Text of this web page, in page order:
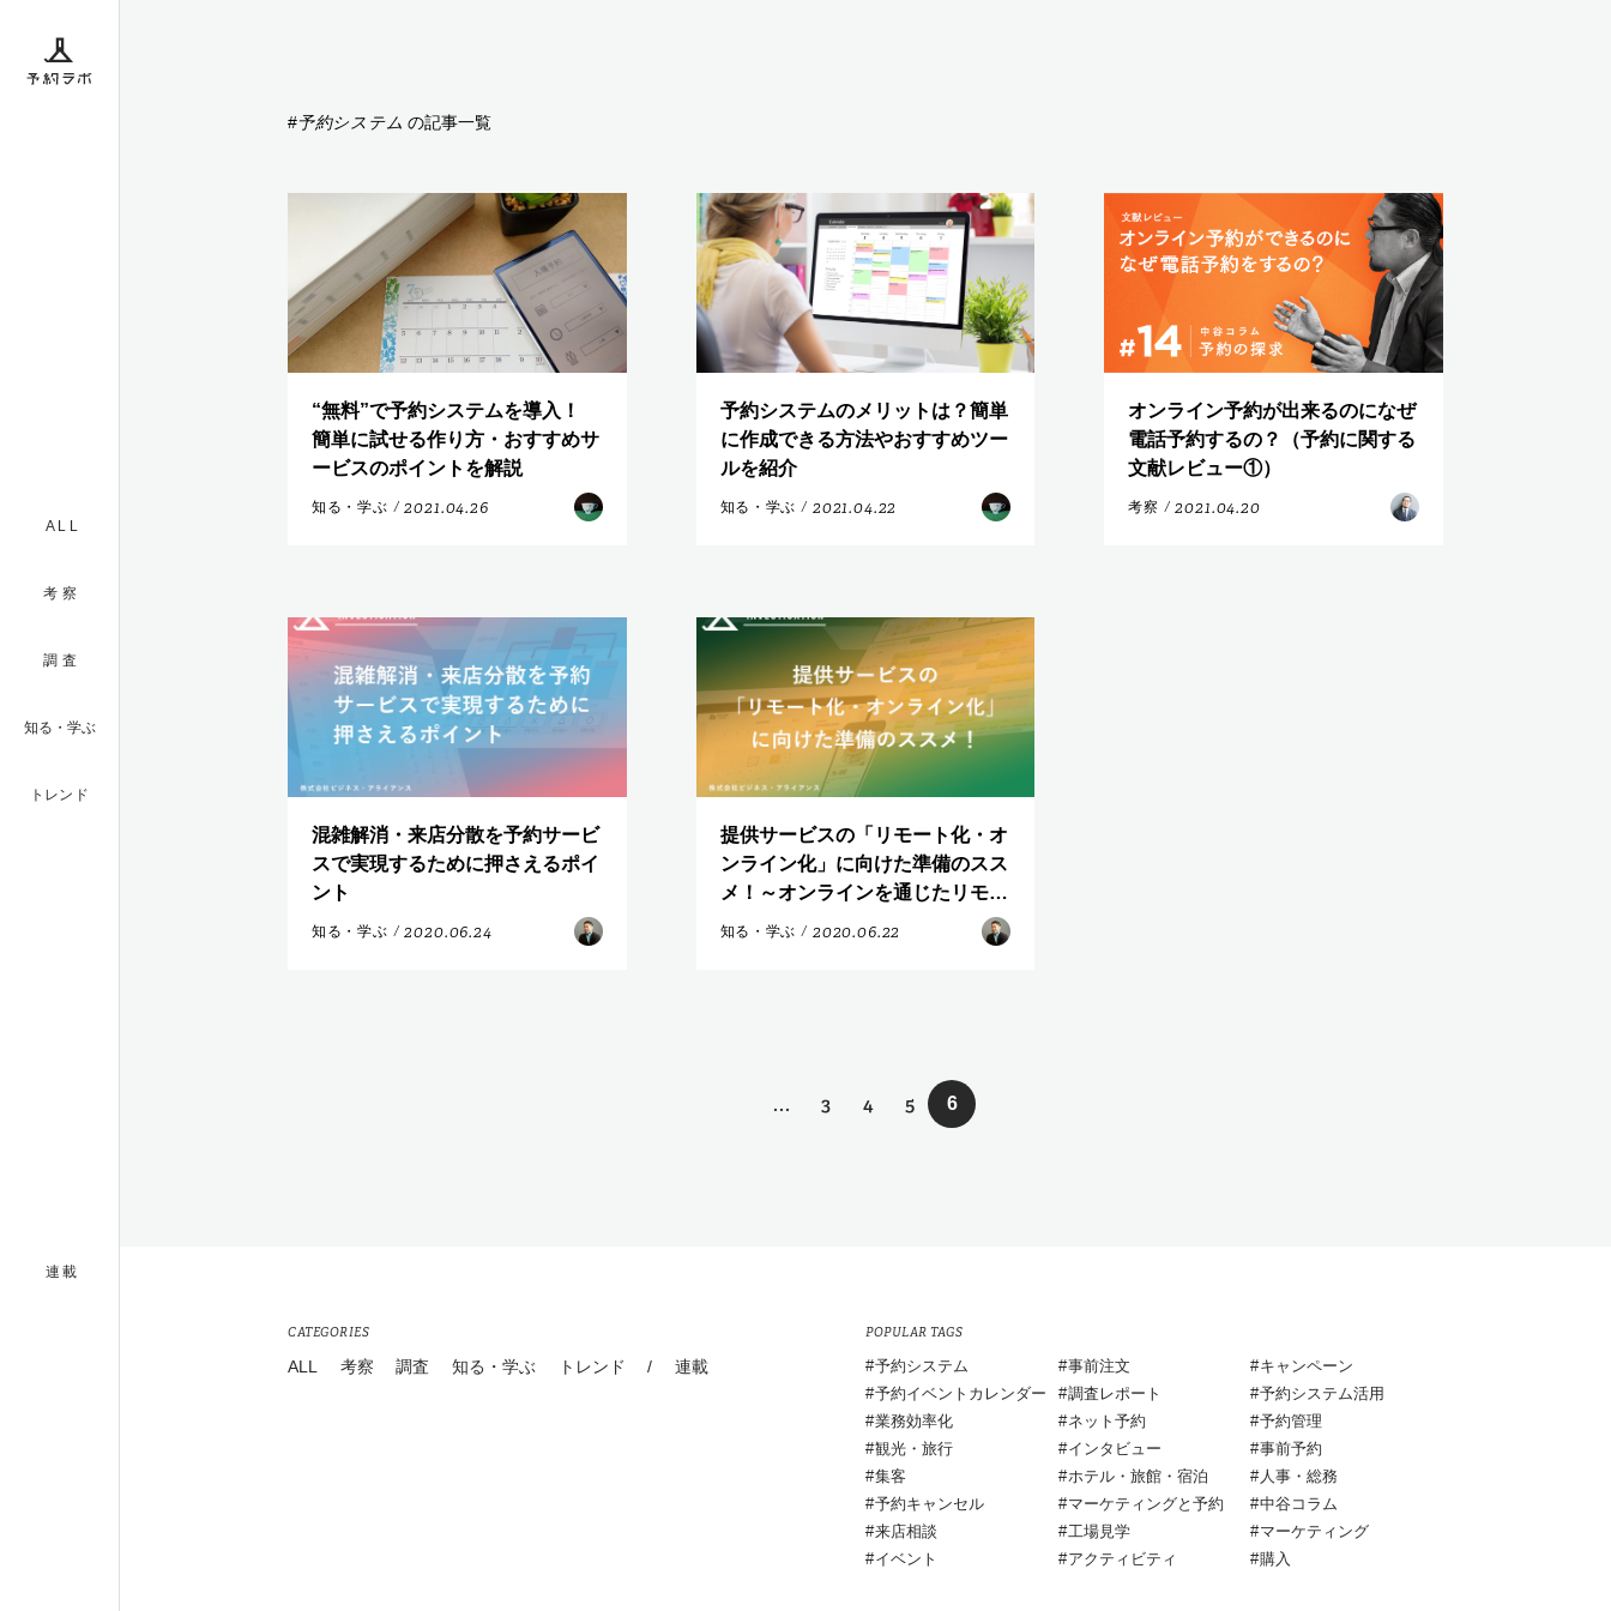
ALL
考察
調査
知る・学ぶ
トレンド
連載
とは
#予約システム の記事一覧
“無料”で予約システムを導入！
簡単に試せる作り方・おすすめサ
ービスのポイントを解説
知る・学ぶ / 2021.04.26
予約システムのメリットは？簡単
に作成できる方法やおすすめツー
ルを紹介
知る・学ぶ / 2021.04.22
オンライン予約が出来るのになぜ
電話予約するの？（予約に関する
文献レビュー①）
考察 / 2021.04.20
混雑解消・来店分散を予約サービ
スで実現するために押さえるポイ
ント
知る・学ぶ / 2020.06.24
提供サービスの「リモート化・オ
ンライン化」に向けた準備のスス
メ！～オンラインを通じたリモー
トサービスを模索されている方へ
知る・学ぶ / 2020.06.22
... 3 4 5 6
CATEGORIES
ALL 考察 調査 知る・学ぶ トレンド / 連載
POPULAR TAGS
予約システム 事前注文
キャンペーン
予約イベントカレンダー
調査レポート
予約システム活用
業務効率化
ネット予約
予約管理
観光・旅行
インタビュー
事前予約
集客
ホテル・旅館・宿泊
人事・総務
予約キャンセル
マーケティングと予約
中谷コラム
来店相談
工場見学
マーケティング
イベント
アクティビティ 購入